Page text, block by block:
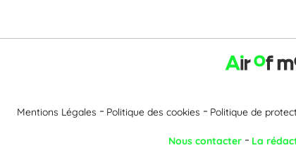
Mentions Légales Politique des cookies Politique de
Nous contacter La